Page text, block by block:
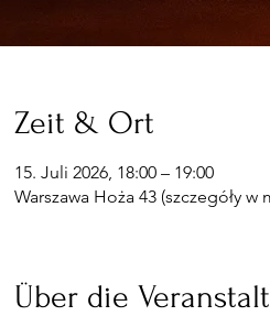
Zeit & Ort
15. Juli 2026, 18:00 – 19:00
Warszawa Hoża 43 (szczegóły w
Über die